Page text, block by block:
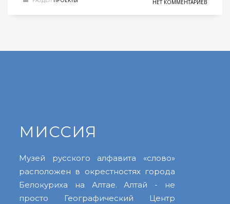
НЕТ КОММЕНТАРИЕВ
МИССИЯ
Музей русского алфавита «слово»
расположен в окрестностях города
Белокуриха на Алтае. Алтай - не
просто Географический Центр